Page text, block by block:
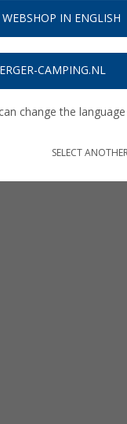
IN ENGLISH
CAMPING.NL
change the
SELECT